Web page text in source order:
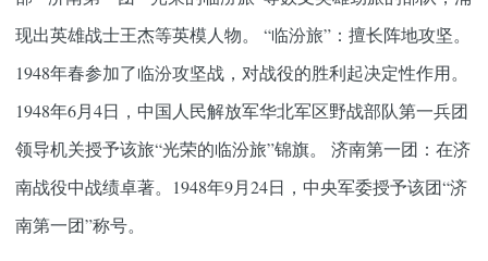
现出英雄战士王杰等英模人物。 “临汾旅”：擅长阵地攻坚。
1948年春参加了临汾攻坚战，对战役的胜利起决定性作用。
1948年6月4日，中国人民解放军华北军区野战部队第一兵团
领导机关授予该旅“光荣的临汾旅”锦旗。 济南第一团：在济
南战役中战绩卓著。1948年9月24日，中央军委授予该团“济
南第一团”称号。